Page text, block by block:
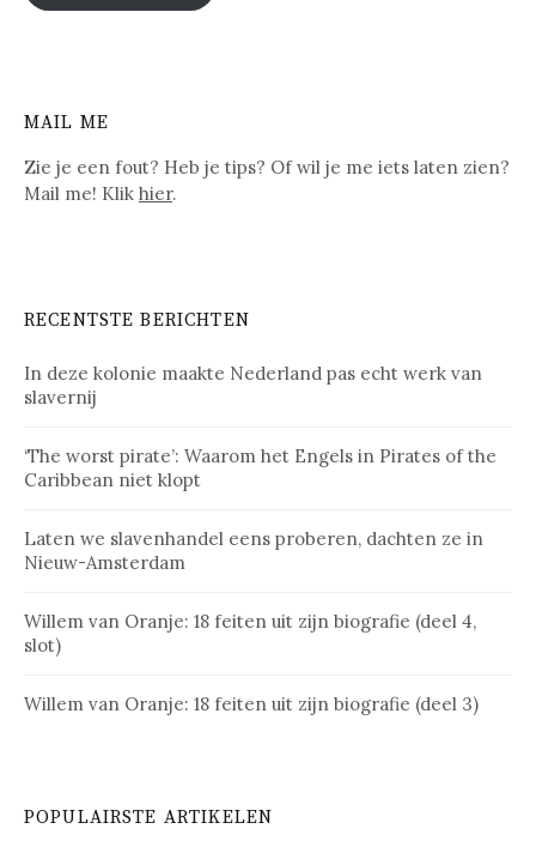
MAIL ME
Zie je een fout? Heb je tips? Of wil je me iets laten zien?
Mail me! Klik hier.
RECENTSTE BERICHTEN
In deze kolonie maakte Nederland pas echt werk van
slavernij
‘The worst pirate’: Waarom het Engels in Pirates of the
Caribbean niet klopt
Laten we slavenhandel eens proberen, dachten ze in
Nieuw-Amsterdam
Willem van Oranje: 18 feiten uit zijn biografie (deel 4,
slot)
Willem van Oranje: 18 feiten uit zijn biografie (deel 3)
POPULAIRSTE ARTIKELEN